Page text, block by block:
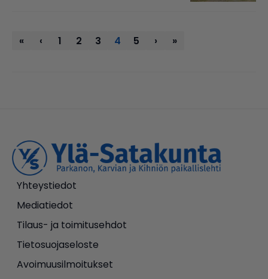
« ‹ 1 2 3 4 5 › »
Yhteystiedot
Mediatiedot
Tilaus- ja toimitusehdot
Tietosuojaseloste
Avoimuusilmoitukset